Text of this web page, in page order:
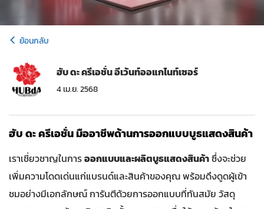
ย้อนกลับ
ฮับ ดะ ครีเอชั่น อีเว้นท์ออแกไนท์เซอร์
4 เม.ย. 2568
ฮับ ดะ ครีเอชั่น มืออาชีพด้านการออกแบบบูธแสดงสินค้า
เราเชี่ยวชาญในการออกแบบและผลิตบูธแสดงสินค้าซึ่งจะช่วย
เพิ่มความโดดเด่นแก่แบรนด์และสินค้าของคุณ พร้อมดึงดูดผู้เข้า
ชมอย่างมีเอกลักษณ์ การันตีด้วยการออกแบบที่ทันสมัย วัสดุ